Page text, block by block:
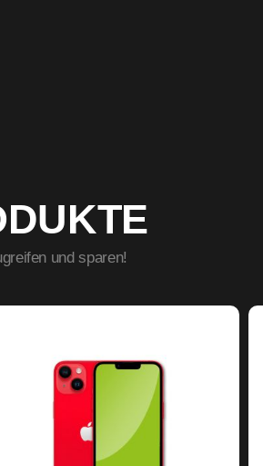
und sparen!